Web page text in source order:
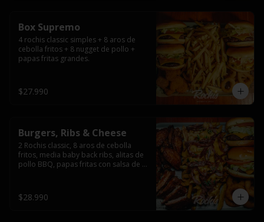
Box Supremo
4 rochis classic simples + 8 aros de
cebolla fritos + 8 nugget de pollo +
papas fritas grandes.
$27.990
Burgers, Ribs & Cheese
2 Rochis classic, 8 aros de cebolla
fritos, media baby back ribs, alitas de
pollo BBQ, papas fritas con salsa de
$28.990